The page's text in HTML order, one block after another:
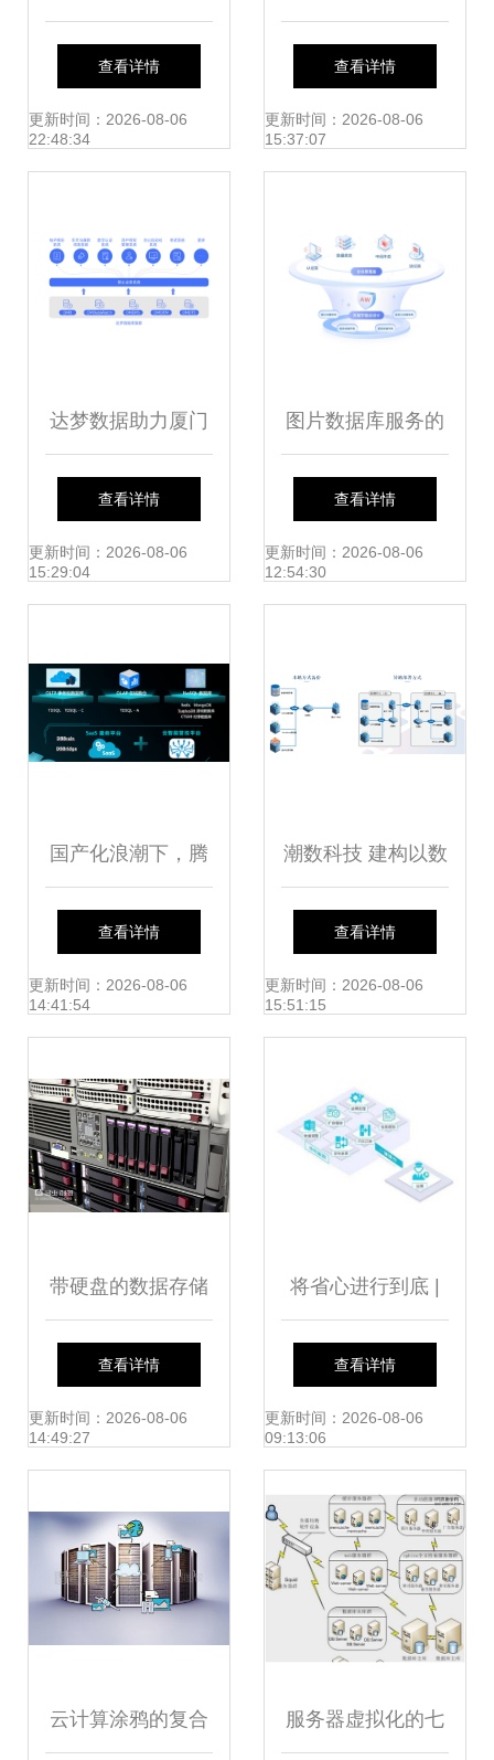
置路径与数据库服
务指南
查看详情
更新时间：2026-08-06
22:48:34
至3折 云计算产业
迎来洗牌，数据库
查看详情
更新时间：2026-08-06
15:37:07
达梦数据助力厦门
大学附属成功医院
核心业务系统信创
数据库服务新模式
查看详情
更新时间：2026-08-06
15:29:04
图片数据库服务的
构建与优化探索
查看详情
更新时间：2026-08-06
12:54:30
国产化浪潮下，腾
讯云数据库向上生
长、向下扎根
查看详情
更新时间：2026-08-06
14:41:54
潮数科技 建构以数
据库为中心的防护
体系，筑牢数据安
查看详情
更新时间：2026-08-06
15:51:15
带硬盘的数据存储
架 高效构建数据库
服务的基石与策略
查看详情
更新时间：2026-08-06
14:49:27
将省心进行到底 |
您的贴心数据库管
家来报到!
查看详情
更新时间：2026-08-06
09:13:06
云计算涂鸦的复合 服务器虚拟化的七